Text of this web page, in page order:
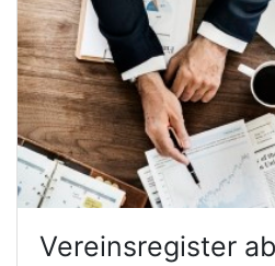
Vereinsregister